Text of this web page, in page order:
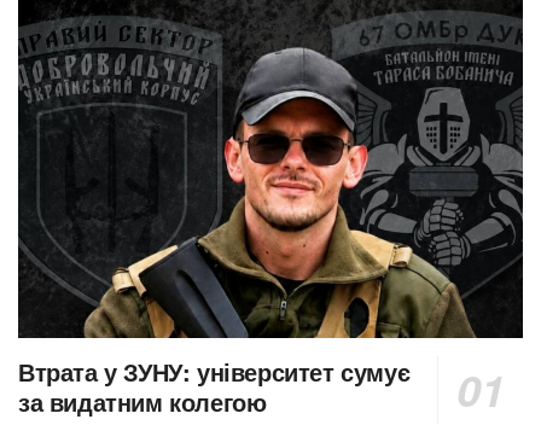
Втрата у ЗУНУ: університет сумує
за видатним колегою